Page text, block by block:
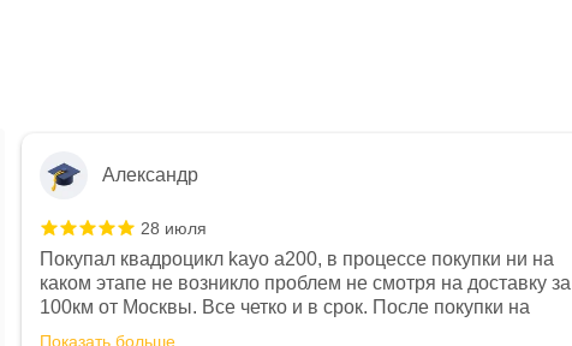
Александр
28 июля
Покупал квадроцикл kayo a200, в процессе покупки ни на
каком этапе не возникло проблем не смотря на доставку за
100км от Москвы. Все четко и в срок. После покупки на
спидометре всегда был 0, при этом представители магазина
Показать больше